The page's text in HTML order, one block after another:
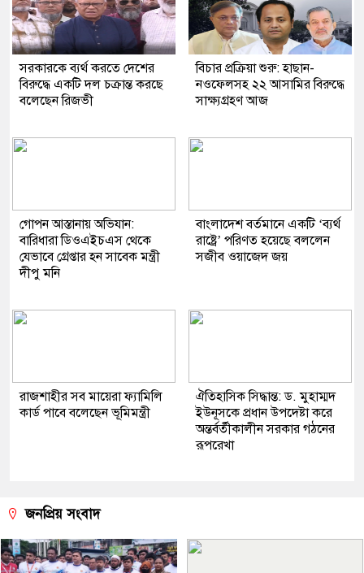
সরকারকে ব্যর্থ করতে দেশের
বিরুদ্ধে একটি দল চক্রান্ত করছে
বলেছেন রিজভী
বিচার প্রক্রিয়া শুরু: হাছান-
নওফেলসহ ২২ আসামির বিরুদ্ধে
সাক্ষ্যগ্রহণ আজ
গোপন আস্তানায় অভিযান:
বারিধারা ডিওএইচএস থেকে
যেভাবে গ্রেপ্তার হন সাবেক মন্ত্রী
দীপু মনি
বাংলাদেশ বর্তমানে একটি ‘ব্যর্থ
রাষ্ট্রে’ পরিণত হয়েছে বললেন
সজীব ওয়াজেদ জয়
রাজশাহীর সব মায়েরা ফ্যামিলি
কার্ড পাবে বলেছেন ভূমিমন্ত্রী
ঐতিহাসিক সিদ্ধান্ত: ড. মুহাম্মদ
ইউনূসকে প্রধান উপদেষ্টা করে
অন্তর্বর্তীকালীন সরকার গঠনের
রূপরেখা
জনপ্রিয় সংবাদ